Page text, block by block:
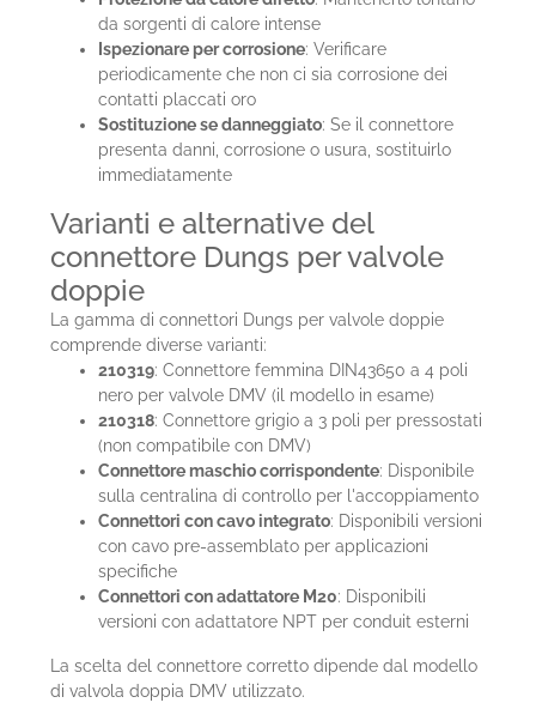
da sorgenti di calore intense
Ispezionare per corrosione: Verificare
periodicamente che non ci sia corrosione dei
contatti placcati oro
Sostituzione se danneggiato: Se il connettore
presenta danni, corrosione o usura, sostituirlo
immediatamente
Varianti e alternative del
connettore Dungs per valvole
doppie
La gamma di connettori Dungs per valvole doppie
comprende diverse varianti:
210319: Connettore femmina DIN43650 a 4 poli
nero per valvole DMV (il modello in esame)
210318: Connettore grigio a 3 poli per pressostati
(non compatibile con DMV)
Connettore maschio corrispondente: Disponibile
sulla centralina di controllo per l'accoppiamento
Connettori con cavo integrato: Disponibili versioni
con cavo pre-assemblato per applicazioni
specifiche
Connettori con adattatore M20: Disponibili
versioni con adattatore NPT per conduit esterni
La scelta del connettore corretto dipende dal modello
di valvola doppia DMV utilizzato.